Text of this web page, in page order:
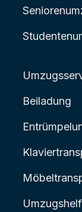
Beiladung